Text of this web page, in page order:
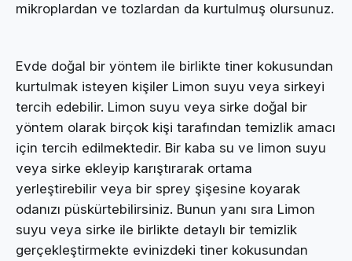
mikroplardan ve tozlardan da kurtulmuş olursunuz.
Evde doğal bir yöntem ile birlikte tiner kokusundan
kurtulmak isteyen kişiler Limon suyu veya sirkeyi
tercih edebilir. Limon suyu veya sirke doğal bir
yöntem olarak birçok kişi tarafından temizlik amacı
için tercih edilmektedir. Bir kaba su ve limon suyu
veya sirke ekleyip karıştırarak ortama
yerleştirebilir veya bir sprey şişesine koyarak
odanızı püskürtebilirsiniz. Bunun yanı sıra Limon
suyu veya sirke ile birlikte detaylı bir temizlik
gerçekleştirmekte evinizdeki tiner kokusundan